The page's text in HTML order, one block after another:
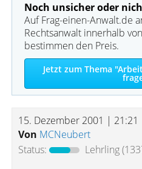
Noch unsicher oder
Auf Frag-einen-Anwalt.de
Rechtsanwalt innerhalb
bestimmen den Preis.
Jetzt zum Thema
15. Dezember 2001 | 21:21
Von MCNeubert
Status:
Lehrling